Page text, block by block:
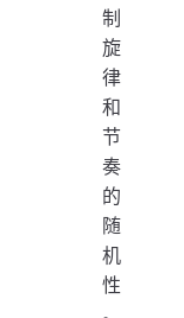
制
旋
律
和
节
奏
的
随
机
性